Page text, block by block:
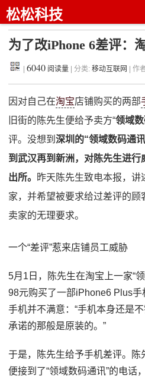
松松科技
为了改iPhone 6差评：
|6040 阅读量 | 分类:移动互联网 | 作
因对自己在淘宝店铺购买的两部
旧街的陈先生便给予卖方“领域
评。没想到深圳的“领域数码通
到武汉再到新洲，对陈先生进
出所。 昨天陈先生致电本报，讲
家，并希望被要求给过差评的顾
卖家的无理要求。
一个“差评”惹来店铺员工威胁
5月1日，陈先生在淘宝上一家“
98元购买了一部iPhone6 Plus手
手机并不满意：“手机本身还是
承诺的那般是原装的。”
于是，陈先生给予手机差评。
便接到了“领域数码通讯”的电话